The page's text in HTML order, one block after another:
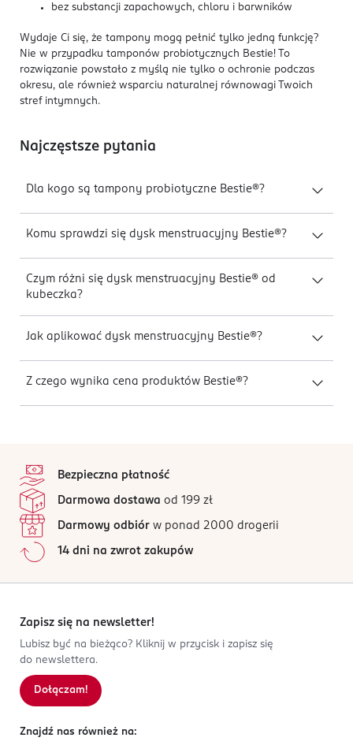
bez substancji zapachowych, chloru i barwników
Wydaje Ci się, że tampony mogą pełnić tylko jedną funkcję?
Nie w przypadku tamponów probiotycznych Bestie! To
rozwiązanie powstało z myślą nie tylko o ochronie podczas
okresu, ale również wsparciu naturalnej równowagi Twoich
stref intymnych.
Najczęstsze pytania
Dla kogo są tampony probiotyczne Bestie®?
Komu sprawdzi się dysk menstruacyjny Bestie®?
Czym różni się dysk menstruacyjny Bestie® od
kubeczka?
Jak aplikować dysk menstruacyjny Bestie®?
Z czego wynika cena produktów Bestie®?
Bezpieczna płatność
Darmowa dostawa od 199 zł
Darmowy odbiór w ponad 2000 drogerii
14 dni na zwrot zakupów
Zapisz się na newsletter!
Lubisz być na bieżąco? Kliknij w przycisk i zapisz się
do newslettera.
Dołączam!
Znajdź nas również na: